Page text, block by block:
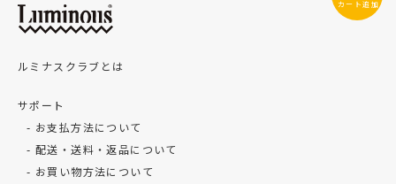
カート追加
ルミナスクラブとは
サポート
お支払方法について
配送・送料・返品について
お買い物方法について